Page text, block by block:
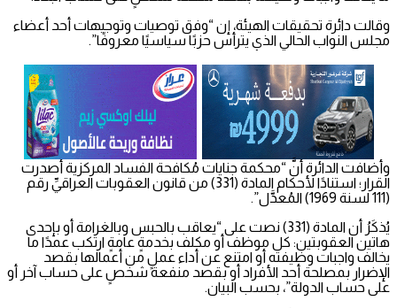
وقالت دائرة تحقيقات الهيئة، إن “وفق توصيات وتوجيهات أحد أعضاء
مجلس النواب الحالي الذي يترأس حزبًا سياسيًا معروفًا”.
وأضافت الدائرة أنَّ “محكمة جنايات مُكافحة الفساد المركزية أصدرت
القرار؛ استنادًا لأحكام المادة (331) من قانون العقوبات العراقيِّ رقم
(111 لسنة 1969) المُعدَّل”.
يُذكَرُ أن المادة (331) نصت على “يعاقب بالحبس وبالغرامة أو بإحدى
هاتين العقوبتين: كل موظف أو مكلف بخدمةٍ عامةٍ ارتكب عمدًا ما
يخالف واجبات وظيفته أو امتنع عن أداء عملٍ من أعمالها بقصد
الإضرار بمصلحة أحد الأفراد أو بقصد منفعة شخصٍ على حساب آخر أو
على حساب الدولة”، بحسب البيان.